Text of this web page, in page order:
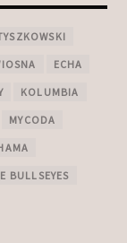
ECHA
KOLUMBIA
MYCODA
BULLSEYES